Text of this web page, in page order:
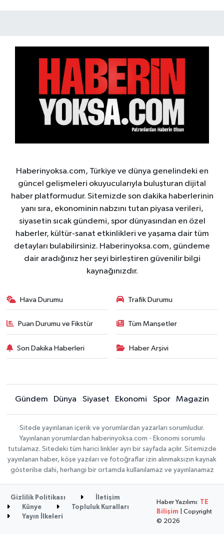
Haberinyoksa.com, Türkiye ve dünya genelindeki en
güncel gelişmeleri okuyucularıyla buluşturan dijital
haber platformudur. Sitemizde son dakika haberlerinin
yanı sıra, ekonominin nabzını tutan piyasa verileri,
siyasetin sıcak gündemi, spor dünyasından en özel
haberler, kültür-sanat etkinlikleri ve yaşama dair tüm
detayları bulabilirsiniz. Haberinyoksa.com, gündeme
dair aradığınız her şeyi birleştiren güvenilir bilgi
kaynağınızdır.
Hava Durumu Trafik Durumu
Puan Durumu ve Fikstür Tüm Manşetler
Son Dakika Haberleri Haber Arşivi
Gündem Dünya Siyaset Ekonomi Spor Magazin
Sitede yayınlanan içerik ve yorumlardan yazarları sorumludur.
Yayınlanan yorumlardan haberinyoksa.com - Ekonomi sorumlu
tutulamaz. Sitedeki tüm harici linkler ayrı bir sayfada açılır. Sitemizde
yayınlanan haber, köşe yazıları ve fotoğraflar izin alınmaksızın kaynak
gösterilse dahi, herhangi bir ortamda kullanılamaz ve yayınlanamaz
Gizlilik Politikası
İletişim
Künye
Topluluk Kuralları
Yayın İlkeleri
Haber Yazılımı: TE
Bilişim | Copyright
© 2026